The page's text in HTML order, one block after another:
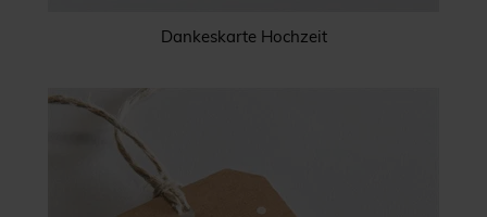
Dankeskarte Hochzeit